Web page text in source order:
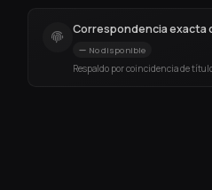
Correspondencia exacta
No disponible
Respaldo por coincidencia de